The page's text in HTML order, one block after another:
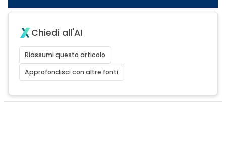
Chiedi all'AI
Riassumi questo articolo
Approfondisci con altre fonti